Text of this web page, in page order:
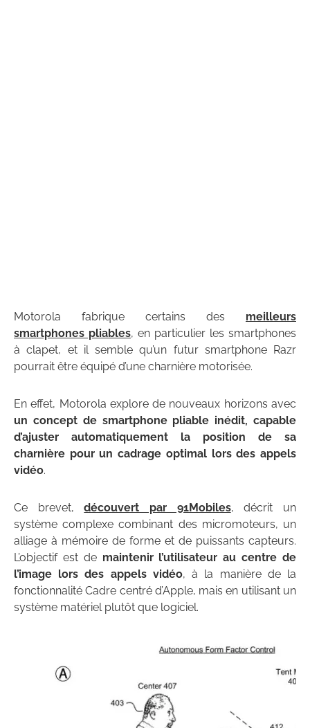
Motorola fabrique certains des meilleurs
smartphones pliables, en particulier les smartphones
à clapet, et il semble qu’un futur smartphone Razr
pourrait être équipé d’une charnière motorisée.
En effet, Motorola explore de nouveaux horizons avec
un concept de smartphone pliable inédit, capable
d’ajuster automatiquement la position de sa
charnière pour un cadrage optimal lors des appels
vidéo.
Ce brevet,découvert par 91Mobiles, décrit un
système complexe combinant des micromoteurs, un
alliage à mémoire de forme et de puissants capteurs.
L’objectif est de maintenir l’utilisateur au centre de
l’image lors des appels vidéo, à la manière de la
fonctionnalité Cadre centré d’Apple, mais en utilisant un
système matériel plutôt que logiciel.